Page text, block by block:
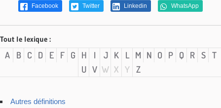
Facebook Twitter Linkedin WhatsApp
Tout le lexique :
A B C D E F G H I J K L M N O P Q R S
T
U V W X Y Z
Autres définitions